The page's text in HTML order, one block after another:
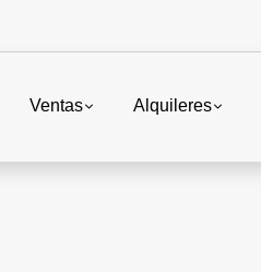
Ventas Alquileres